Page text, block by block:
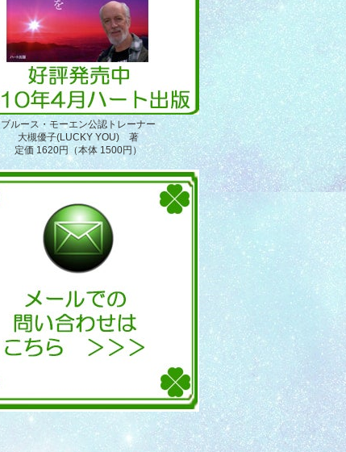
ブルース・モーエン公認トレーナー
大槻優子(LUCKY YOU) 著
定価 1620円（本体 1500円）